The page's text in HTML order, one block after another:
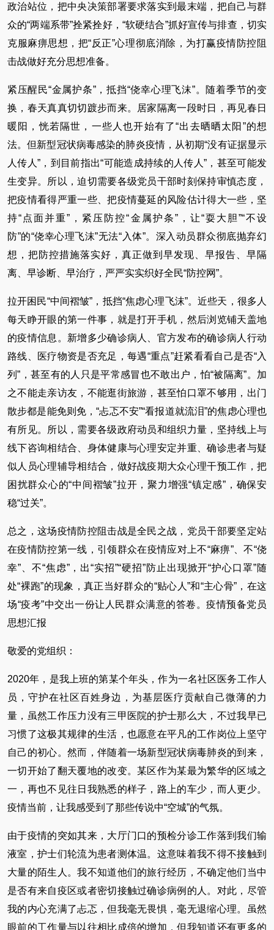
政治站位，把中央决策部署要求落实到最末端，把自己与群
众的“两端系带”拴紧拴好，“软硬结合”抓好宣传与排查，切实
克服麻痹思想，把“反正”心理彻底消除，为打赢疫情防控阻
击战做好充分思想准备。
紧压醒民“金属护条”，抵挡“侥幸心理飞沫”。随着季节的变
换，春天真真切切踱步而来。居家隔离一段时日，再见春日
暖阳，恍若隔世，一些人也开始有了“出去晒晒太阳”的想
法。但新型冠状病毒感染的肺炎疫情，从初期“没有证据显示
人传人”，到目前指出“可能造成持续的人传人”，甚至可能发
生变异。所以，迫切需要各级党员干部时刻保持审慎态度，
把疫情看得严重一些、把疫情蔓延的风险估计得大一些，坚
持“点面并重”，紧压防控“金属护条”，让“耍大胆”“不设
防”的“侥幸心理飞沫”无法“入体”。深入动员群众彻底抛弃幻
想，把防控措施落实好，真正做到早发现、早报告、早隔
离、早诊断、早治疗，严严实实织好全民“防控网”。
拉开困民“中间褶皱”，抵挡“焦虑心理飞沫”。近些天，很多人
每天睁开眼的第一件事，就是打开手机，然后浏览铺天盖地
的疫情信息。新增多少确诊病人、官方发布的确诊病人行动
路线、医疗物资是否充足，每遇“重点”赶紧看看自己是否“入
列”，甚至有的人只是平常感冒也不敢出户，怕“被隔离”。加
之不能走亲访友，不能逛街旅游，甚至怕口罩不够用，出门
散步都是能免则免，“忐忑不安”“看报道就流泪”的焦虑心理也
有所见。所以，需要各级政府动员和组织力量，坚持线上与
线下咨询相结合、身体健康与心理安定并重、确诊患者与疑
似人员心理辅导相结合，做好战疫期大众心理干预工作，把
困扰群众心的“中间褶皱”拉开，聚力增强“镇定感”，确保安
稳“过关”。
总之，这场疫情防控阻击战是全民之战，党员干部要坚定站
在疫情防控第一线，引领群众在疫情应对上不“麻痹”、不“侥
幸”、不“焦虑”，出“实招”“硬招”防止出现掀开“护心口罩”随
处“裸跑”的现象，真正当好群众的“贴心人”和“主心骨”，在这
场“疫考”中交出一份让人民群众满意的答卷。疫情预备党员
思想汇报
敬爱的党组织：
2020年，是我上班的第某个年头，作为一名社区医务工作人
员，守护在社区百姓身边，为基层医疗贡献自己微薄的力
量，虽然工作压力没有三甲医院的护士那么大，不过我早已
习惯了这极其规律的生活，也愿意在平凡的工作岗位上坚守
自己的初心。然而，伴随着一场新型冠状病毒肺炎的到来，
一切开始了翻天覆地的改变。某区作为某最为繁华的区域之
一，再也不见往日我熟悉的样子，路上的车少，而人更少。
疫情当前，让我感受到了那些传说中“空城”的气氛。
由于疫情的突如其来，大厅门口的预检分诊工作落到我们输
液室，护士们轮流为患者测体温。这意味着我不得不接触到
大量的陌生人。我不知道他们的旅行经历，不确定他们当中
是否有来自疫区或者密切接触过确诊病例的人。对此，尽管
我的内心充满了忐忑，但我毫无畏惧，毫无退缩心理。虽然
眼前的工作量与以往相比成倍的增加，但我知道还有更多的